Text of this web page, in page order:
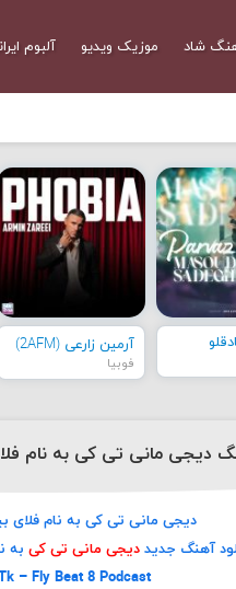
شاد موزیک ویدیو آلبوم
آرمین زارعی (2AFM)
فوبیا
دیجی مانی تی کی به نام فلای بیت
دیجی مانی تی کی به نام فلای بیت ۸
آهنگ جدیددیجی مانی تی کیبه
– Fly Beat 8 Podcast